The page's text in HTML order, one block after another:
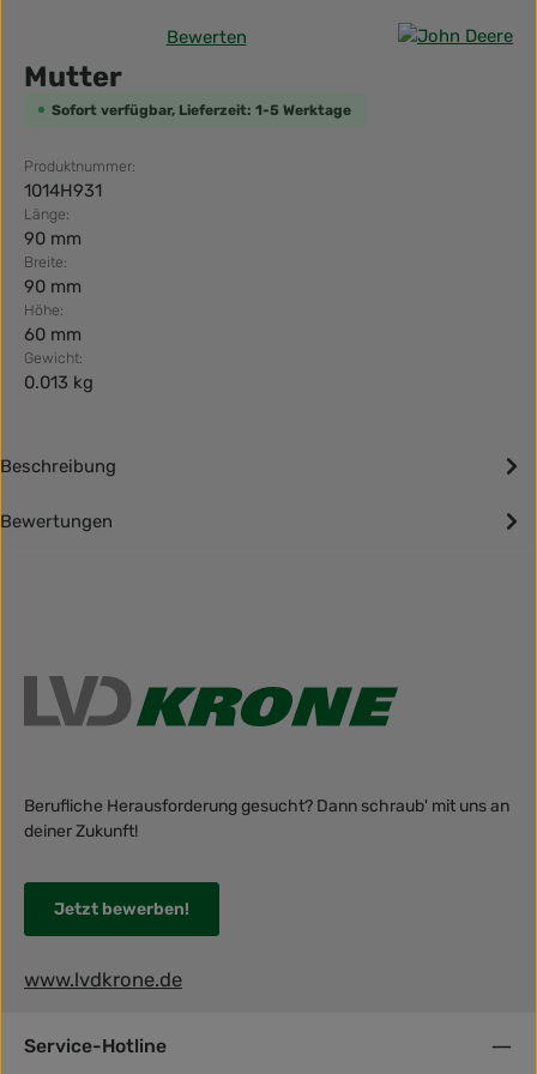
Durchschnittliche Bewertung von 0 von 5 Sternen
Bewerten
Mutter
Sofort verfügbar, Lieferzeit: 1-5 Werktage
Produktnummer:
1014H931
Länge:
90 mm
Breite:
90 mm
Höhe:
60 mm
Gewicht:
0.013 kg
Beschreibung
Bewertungen
Berufliche Herausforderung gesucht? Dann schraub' mit uns an
deiner Zukunft!
Jetzt bewerben!
www.lvdkrone.de
Service-Hotline